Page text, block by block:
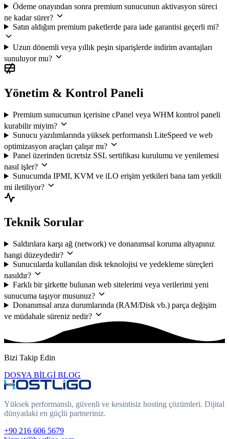
Ödeme onayından sonra premium sunucunun aktivasyon süreci
ne kadar sürer?
Satın aldığım premium paketlerde para iade garantisi geçerli mi?
Uzun dönemli veya yıllık peşin siparişlerde indirim avantajları
sunuluyor mu?
Yönetim & Kontrol Paneli
Premium sunucumun içerisine cPanel veya WHM kontrol paneli
kurabilir miyim?
Sunucu yazılımlarında yüksek performanslı LiteSpeed ve web
optimizasyon araçları çalışır mı?
Panel üzerinden ücretsiz SSL sertifikası kurulumu ve yenilemesi
nasıl işler?
Sunucumda IPMI, KVM ve iLO erişim yetkileri bana tam yetkili
mi iletiliyor?
Teknik Sorular
Saldırılara karşı ağ (network) ve donanımsal koruma altyapınız
hangi düzeydedir?
Sunucularda kullanılan disk teknolojisi ve yedekleme süreçleri
nasıldır?
Farklı bir şirkette bulunan web sitelerimi veya verilerimi yeni
sunucuma taşıyor musunuz?
Donanımsal arıza durumlarında (RAM/Disk vb.) parça değişim
ve müdahale süreniz nedir?
Bizi Takip Edin
DOSYA BİLGİ BLOG
Yüksek performanslı, güvenli ve kesintisiz hosting çözümleri. Dijital
dünyadaki en güçlü partneriniz.
+90 216 606 5679